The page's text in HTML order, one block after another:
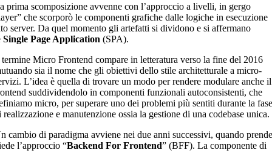
prima scomposizione avvenne con l’approccio a livelli, in gergo
che scorporò le componenti grafiche dalle logiche in esecuzione
server. Da quel momento gli artefatti si dividono e si affermano
Single Page Application (SPA).
Micro Frontend compare in letteratura verso la fine del 2016
sia il nome che gli obiettivi dello stile architetturale a micro-
L’idea è quella di trovare un modo per rendere modulare anche il
suddividendolo in componenti funzionali autoconsistenti, che
micro, per superare uno dei problemi più sentiti durante la
realizzazione e manutenzione ossia la gestione di una codebase unica.
cambio di paradigma avviene nei due anni successivi, quando
l’approccio “Backend For Frontend” (BFF). La componente di